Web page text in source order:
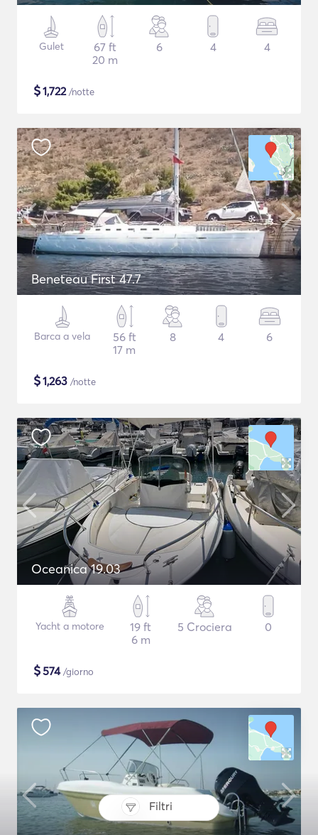
Filtri
Gulet
67 ft
20 m
6 4 4
$1,722/notte
Beneteau First 47.7
Barca a vela
56 ft
17 m
8 4 6
$1,263 /notte
Oceanica 19.03
Yacht a motore
19 ft
6 m
5 Crociera 0
$574/giorno